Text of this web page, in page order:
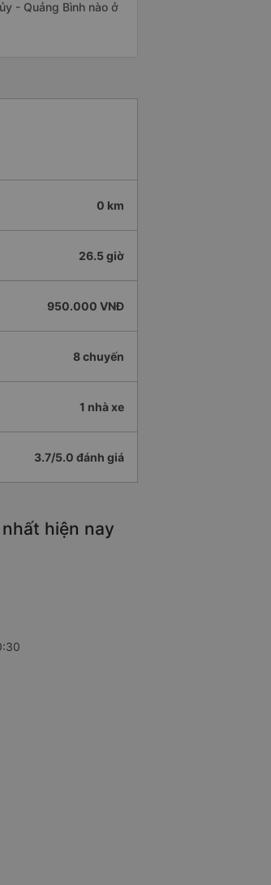
- Quảng Bình nào ở
0 km
26.5 giờ
950.000 VNĐ
8 chuyến
1 nhà xe
3.7/5.0 đánh giá
hiện nay